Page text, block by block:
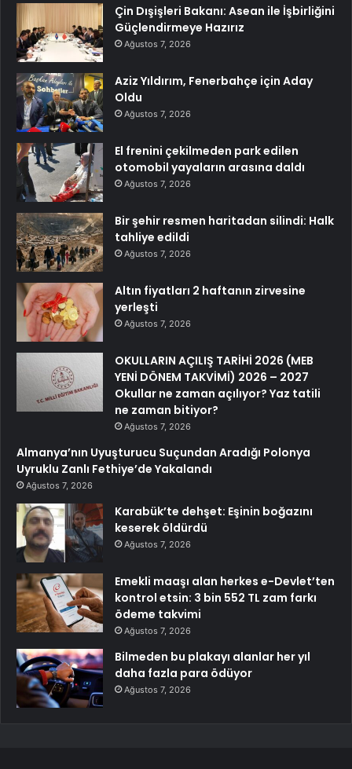
Çin Dışişleri Bakanı: Asean ile İşbirliğini
Güçlendirmeye Hazırız
Ağustos 7, 2026
Aziz Yıldırım, Fenerbahçe için Aday
Oldu
Ağustos 7, 2026
El frenini çekilmeden park edilen
otomobil yayaların arasına daldı
Ağustos 7, 2026
Bir şehir resmen haritadan silindi: Halk
tahliye edildi
Ağustos 7, 2026
Altın fiyatları 2 haftanın zirvesine
yerleşti
Ağustos 7, 2026
OKULLARIN AÇILIŞ TARİHİ 2026 (MEB
YENİ DÖNEM TAKVİMİ) 2026 – 2027
Okullar ne zaman açılıyor? Yaz tatili
ne zaman bitiyor?
Ağustos 7, 2026
Almanya’nın Uyuşturucu Suçundan Aradığı Polonya
Uyruklu Zanlı Fethiye’de Yakalandı
Ağustos 7, 2026
Karabük’te dehşet: Eşinin boğazını
keserek öldürdü
Ağustos 7, 2026
Emekli maaşı alan herkes e-Devlet’ten
kontrol etsin: 3 bin 552 TL zam farkı
ödeme takvimi
Ağustos 7, 2026
Bilmeden bu plakayı alanlar her yıl
daha fazla para ödüyor
Ağustos 7, 2026